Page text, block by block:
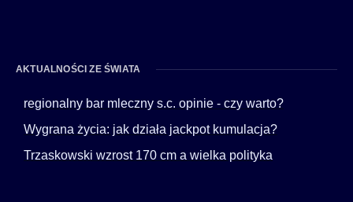
AKTUALNOŚCI ZE ŚWIATA
regionalny bar mleczny s.c. opinie - czy warto?
Wygrana życia: jak działa jackpot kumulacja?
Trzaskowski wzrost 170 cm a wielka polityka